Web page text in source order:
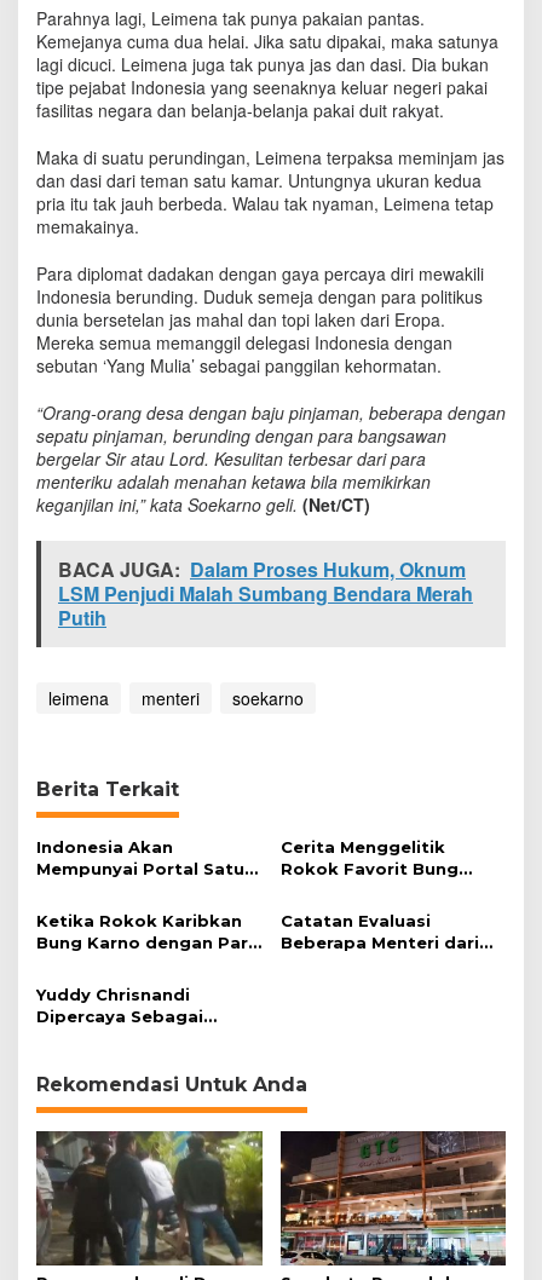
k
i
D
u
a
H
l
a
i
m
e
j
a
Parahnya lagi, Leimena tak punya pakaian pantas.
Kemejanya cuma dua helai. Jika satu dipakai, maka satunya
lagi dicuci. Leimena juga tak punya jas dan dasi. Dia bukan
tipe pejabat Indonesia yang seenaknya keluar negeri pakai
fasilitas negara dan belanja-belanja pakai duit rakyat.
Maka di suatu perundingan, Leimena terpaksa meminjam jas
dan dasi dari teman satu kamar. Untungnya ukuran kedua
pria itu tak jauh berbeda. Walau tak nyaman, Leimena tetap
memakainya.
Para diplomat dadakan dengan gaya percaya diri mewakili
Indonesia berunding. Duduk semeja dengan para politikus
dunia bersetelan jas mahal dan topi laken dari Eropa.
Mereka semua memanggil delegasi Indonesia dengan
sebutan ‘Yang Mulia’ sebagai panggilan kehormatan.
“Orang-orang desa dengan baju pinjaman, beberapa dengan
sepatu pinjaman, berunding dengan para bangsawan
bergelar Sir atau Lord. Kesulitan terbesar dari para
menteriku adalah menahan ketawa bila memikirkan
keganjilan ini,” kata Soekarno geli. (Net/CT)
BACA JUGA: Dalam Proses Hukum, Oknum
LSM Penjudi Malah Sumbang Bendara Merah
Putih
leimena menteri soekarno
Berita Terkait
Indonesia Akan
Mempunyai Portal Satu
Cerita Menggelitik
Rokok Favorit Bung
Ketika Rokok Karibkan
Bung Karno dengan Para
Catatan Evaluasi
Beberapa Menteri dari
Yuddy Chrisnandi
Dipercaya Sebagai
Rekomendasi Untuk Anda